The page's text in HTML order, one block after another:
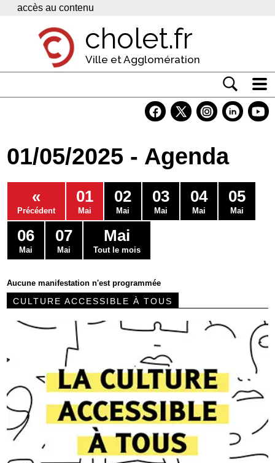
Panneau de gestion des cookies
accès au contenu
cholet.fr
Ville et Agglomération
Economie
Services
Contacts
01/05/2025 - Agenda
«
Précédent
01
Mai
02
Mai
03
Mai
04
Mai
05
Mai
06
Mai
07
Mai
Mai
Tout le mois
Aucune manifestation n'est programmée
CULTURE ACCESSIBLE À TOUS